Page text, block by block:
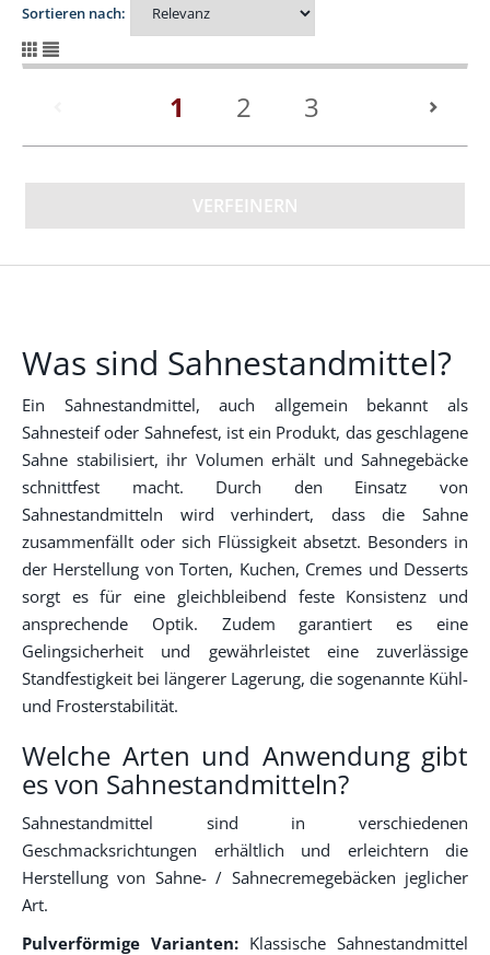
Sortieren nach:
1 (current)
2 3
VERFEINERN
Was sind Sahnestandmittel?
Ein Sahnestandmittel, auch allgemein bekannt als
Sahnesteif oder Sahnefest, ist ein Produkt, das geschlagene
Sahne stabilisiert, ihr Volumen erhält und Sahnegebäcke
schnittfest macht. Durch den Einsatz von
Sahnestandmitteln wird verhindert, dass die Sahne
zusammenfällt oder sich Flüssigkeit absetzt. Besonders in
der Herstellung von Torten, Kuchen, Cremes und Desserts
sorgt es für eine gleichbleibend feste Konsistenz und
ansprechende Optik. Zudem garantiert es eine
Gelingsicherheit und gewährleistet eine zuverlässige
Standfestigkeit bei längerer Lagerung, die sogenannte Kühl-
und Frosterstabilität.
Welche Arten und Anwendung gibt
es von Sahnestandmitteln?
Sahnestandmittel sind in verschiedenen
Geschmacksrichtungen erhältlich und erleichtern die
Herstellung von Sahne- / Sahnecremegebäcken jeglicher
Art.
Pulverförmige Varianten: Klassische Sahnestandmittel